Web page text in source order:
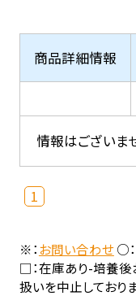
商品詳細情報
情報はございま
1
※：お問い合わせ○
□：在庫あり-培養後
扱いを中止しており